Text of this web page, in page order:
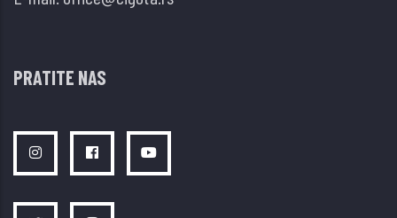
pulmologiju
PRATITE NAS